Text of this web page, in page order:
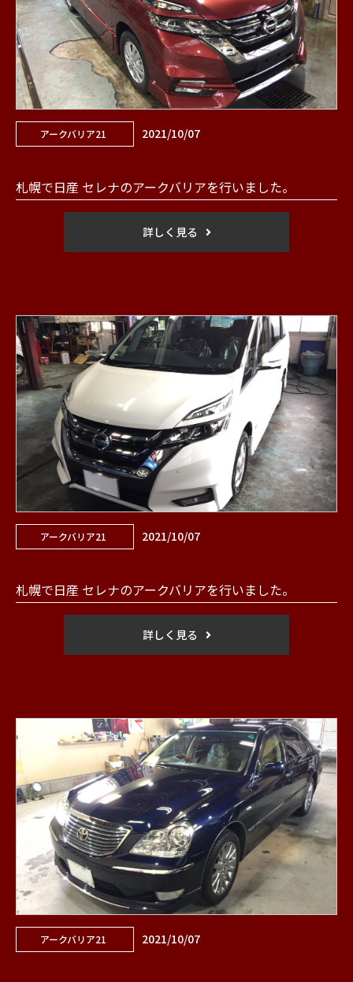
アークバリア21 2021/10/07
札幌で日産 セレナのアークバリアを行いました。
詳しく見る
アークバリア21 2021/10/07
札幌で日産 セレナのアークバリアを行いました。
詳しく見る
アークバリア21 2021/10/07